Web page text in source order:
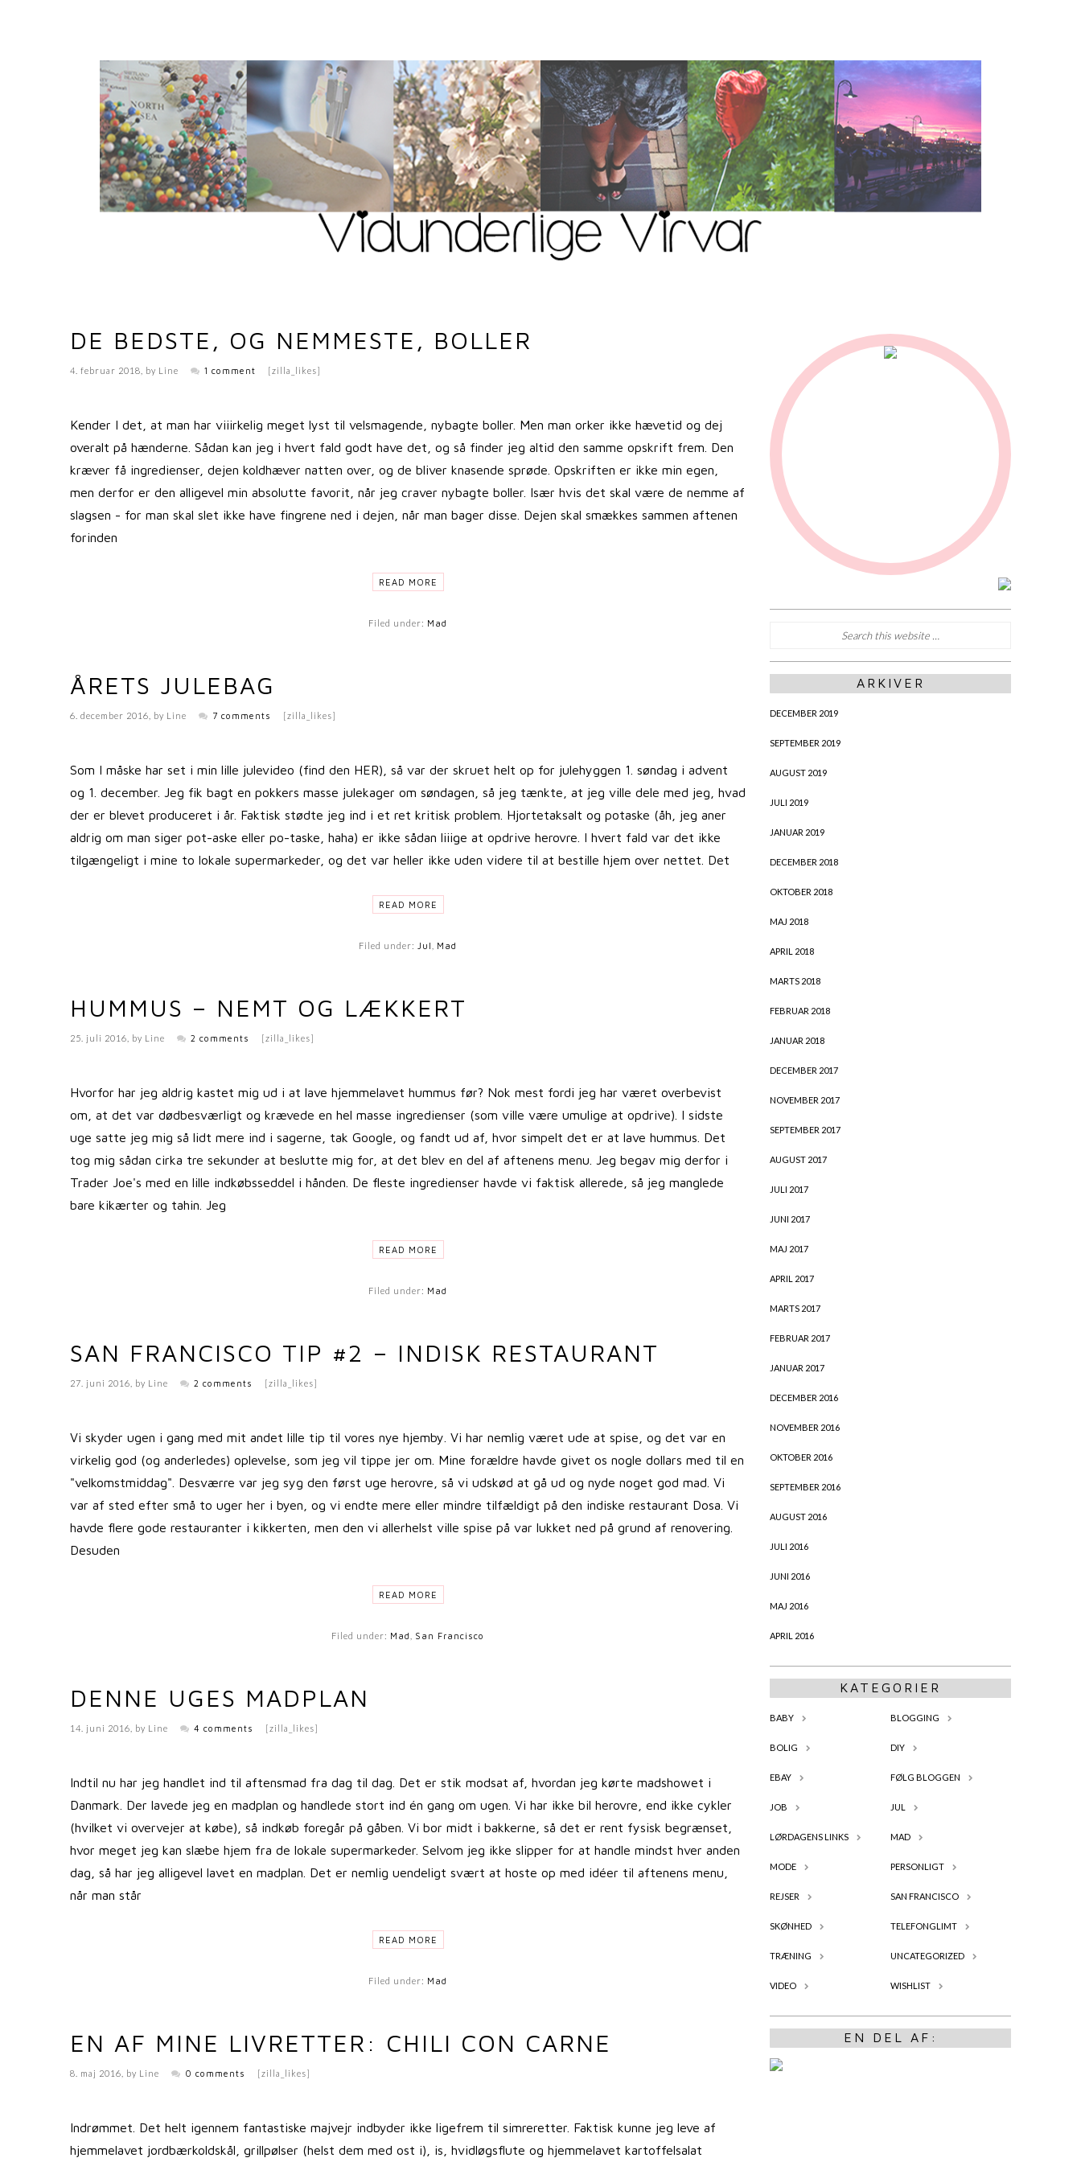
DE BEDSTE, OG NEMMESTE, BOLLER
4. februar 2018 , by Line 1 comment [zilla_likes]
Kender I det, at man har viiirkelig meget lyst til velsmagende, nybagte boller. Men man orker ikke hævetid og dej
overalt på hænderne. Sådan kan jeg i hvert fald godt have det, og så finder jeg altid den samme opskrift frem. Den
kræver få ingredienser, dejen koldhæver natten over, og de bliver knasende sprøde. Opskriften er ikke min egen,
men derfor er den alligevel min absolutte favorit, når jeg craver nybagte boller. Især hvis det skal være de nemme af
slagsen - for man skal slet ikke have fingrene ned i dejen, når man bager disse. Dejen skal smækkes sammen aftenen
forinden
READ MORE
Filed under: Mad
ÅRETS JULEBAG
6. december 2016 , by Line 7 comments [zilla_likes]
Som I måske har set i min lille julevideo (find den HER), så var der skruet helt op for julehyggen 1. søndag i advent
og 1. december. Jeg fik bagt en pokkers masse julekager om søndagen, så jeg tænkte, at jeg ville dele med jeg, hvad
der er blevet produceret i år. Faktisk stødte jeg ind i et ret kritisk problem. Hjortetaksalt og potaske (åh, jeg aner
aldrig om man siger pot-aske eller po-taske, haha) er ikke sådan liiige at opdrive herovre. I hvert fald var det ikke
tilgængeligt i mine to lokale supermarkeder, og det var heller ikke uden videre til at bestille hjem over nettet. Det
READ MORE
Filed under: Jul Mad
HUMMUS – NEMT OG LÆKKERT
25. juli 2016 , by Line 2 comments [zilla_likes]
Hvorfor har jeg aldrig kastet mig ud i at lave hjemmelavet hummus før? Nok mest fordi jeg har været overbevist
om, at det var dødbesværligt og krævede en hel masse ingredienser (som ville være umulige at opdrive). I sidste
uge satte jeg mig så lidt mere ind i sagerne, tak Google, og fandt ud af, hvor simpelt det er at lave hummus. Det
tog mig sådan cirka tre sekunder at beslutte mig for, at det blev en del af aftenens menu. Jeg begav mig derfor i
Trader Joe's med en lille indkøbsseddel i hånden. De fleste ingredienser havde vi faktisk allerede, så jeg manglede
bare kikærter og tahin. Jeg
READ MORE
Filed under: Mad
SAN FRANCISCO TIP #2 – INDISK RESTAURANT
27. juni 2016 , by Line 2 comments [zilla_likes]
Vi skyder ugen i gang med mit andet lille tip til vores nye hjemby. Vi har nemlig været ude at spise, og det var en
virkelig god (og anderledes) oplevelse, som jeg vil tippe jer om. Mine forældre havde givet os nogle dollars med til en
"velkomstmiddag". Desværre var jeg syg den først uge herovre, så vi udskød at gå ud og nyde noget god mad. Vi
var af sted efter små to uger her i byen, og vi endte mere eller mindre tilfældigt på den indiske restaurant Dosa. Vi
havde flere gode restauranter i kikkerten, men den vi allerhelst ville spise på var lukket ned på grund af renovering.
Desuden
READ MORE
Filed under: Mad San Francisco
DENNE UGES MADPLAN
14. juni 2016 , by Line 4 comments [zilla_likes]
Indtil nu har jeg handlet ind til aftensmad fra dag til dag. Det er stik modsat af, hvordan jeg kørte madshowet i
Danmark. Der lavede jeg en madplan og handlede stort ind én gang om ugen. Vi har ikke bil herovre, end ikke cykler
(hvilket vi overvejer at købe), så indkøb foregår på gåben. Vi bor midt i bakkerne, så det er rent fysisk begrænset,
hvor meget jeg kan slæbe hjem fra de lokale supermarkeder. Selvom jeg ikke slipper for at handle mindst hver anden
dag, så har jeg alligevel lavet en madplan. Det er nemlig uendeligt svært at hoste op med idéer til aftenens menu,
når man står
READ MORE
Filed under: Mad
EN AF MINE LIVRETTER: CHILI CON CARNE
8. maj 2016 , by Line 0 comments [zilla_likes]
Indrømmet. Det helt igennem fantastiske majvejr indbyder ikke ligefrem til simreretter. Faktisk kunne jeg leve af
hjemmelavet jordbærkoldskål, grillpølser (helst dem med ost i), is, hvidløgsflute og hjemmelavet kartoffelsalat
ARKIVER
DECEMBER 2019
SEPTEMBER 2019
AUGUST 2019
JULI 2019
JANUAR 2019
DECEMBER 2018
OKTOBER 2018
MAJ 2018
APRIL 2018
MARTS 2018
FEBRUAR 2018
JANUAR 2018
DECEMBER 2017
NOVEMBER 2017
SEPTEMBER 2017
AUGUST 2017
JULI 2017
JUNI 2017
MAJ 2017
APRIL 2017
MARTS 2017
FEBRUAR 2017
JANUAR 2017
DECEMBER 2016
NOVEMBER 2016
OKTOBER 2016
SEPTEMBER 2016
AUGUST 2016
JULI 2016
JUNI 2016
MAJ 2016
APRIL 2016
KATEGORIER
BABY BLOGGING
BOLIG DIY
EBAY FØLG BLOGGEN
JOB JUL
LØRDAGENS LINKS MAD
MODE PERSONLIGT
REJSER SAN FRANCISCO
SKØNHED TELEFONGLIMT
TRÆNING UNCATEGORIZED
VIDEO WISHLIST
EN DEL AF: